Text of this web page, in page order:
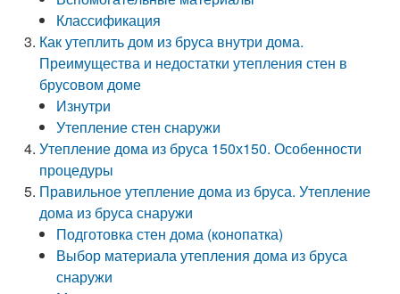
Классификация
Как утеплить дом из бруса внутри дома.
Преимущества и недостатки утепления стен в
брусовом доме
Изнутри
Утепление стен снаружи
Утепление дома из бруса 150х150. Особенности
процедуры
Правильное утепление дома из бруса. Утепление
дома из бруса снаружи
Подготовка стен дома (конопатка)
Выбор материала утепления дома из бруса
снаружи